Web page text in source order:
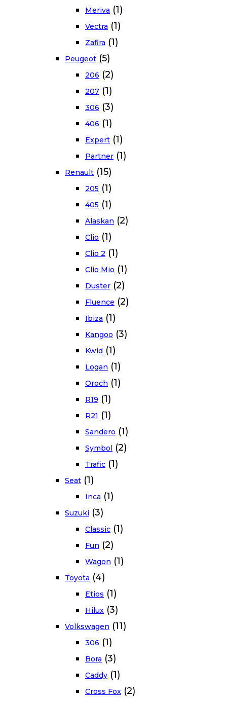
Meriva (1)
Vectra (1)
Zafira (1)
Peugeot (5)
206 (2)
207 (1)
306 (3)
406 (1)
Expert (1)
Partner (1)
Renault (15)
205 (1)
405 (1)
Alaskan (2)
Clio (1)
Clio 2 (1)
Clio Mio (1)
Duster (2)
Fluence (2)
Ibiza (1)
Kangoo (3)
Kwid (1)
Logan (1)
Oroch (1)
R19 (1)
R21 (1)
Sandero (1)
Symbol (2)
Trafic (1)
Seat (1)
Inca (1)
Suzuki (3)
Classic (1)
Fun (2)
Wagon (1)
Toyota (4)
Etios (1)
Hilux (3)
Volkswagen (11)
306 (1)
Bora (3)
Caddy (1)
Cross Fox (2)